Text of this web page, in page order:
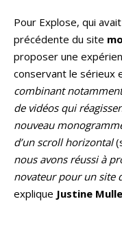
Pour Explose, qui
précédente du site
proposer une
conservant le sérieux
combinant
de vidéos qui
nouveau
d’un scroll horizontal
nous avons réussi à
novateur pour un site
explique Justine